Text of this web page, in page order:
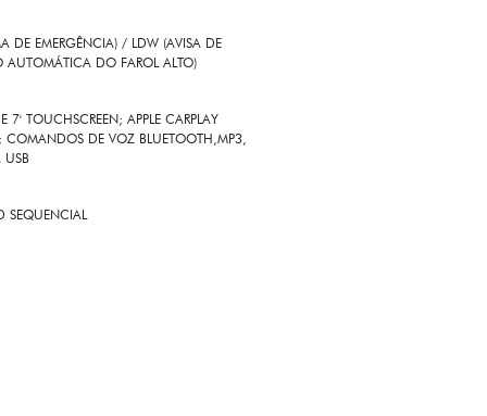
DE EMERGÊNCIA) / LDW (AVISA DE
DO FAROL ALTO)
7' TOUCHSCREEN; APPLE CARPLAY
COMANDOS DE VOZ BLUETOOTH,MP3,
USB
SEQUENCIAL